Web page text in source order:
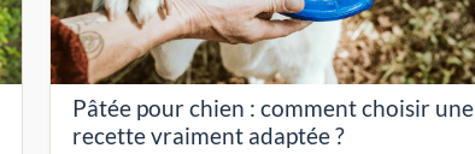
Pâtée pour chien : comment choisir une
recette vraiment adaptée ?